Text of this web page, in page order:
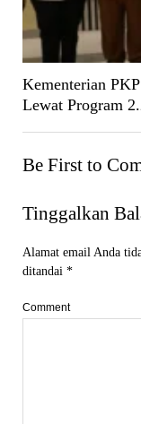
Kementerian
Lewat Program
Be First to
Tinggalkan
Alamat email Anda
ditandai *
Comment